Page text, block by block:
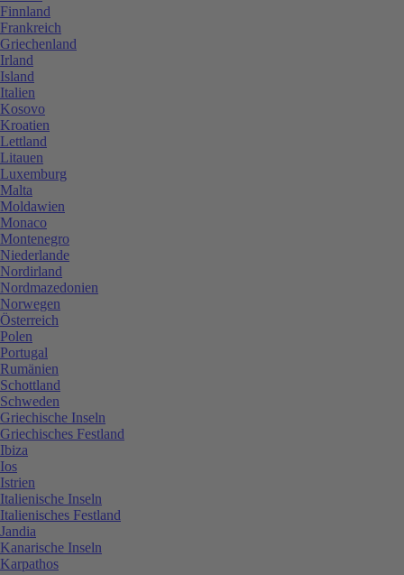
Finnland
Frankreich
Griechenland
Irland
Island
Italien
Kosovo
Kroatien
Lettland
Litauen
Luxemburg
Malta
Moldawien
Monaco
Montenegro
Niederlande
Nordirland
Nordmazedonien
Norwegen
Österreich
Polen
Portugal
Rumänien
Schottland
Schweden
Griechische Inseln
Griechisches Festland
Ibiza
Ios
Istrien
Italienische Inseln
Italienisches Festland
Jandia
Kanarische Inseln
Karpathos